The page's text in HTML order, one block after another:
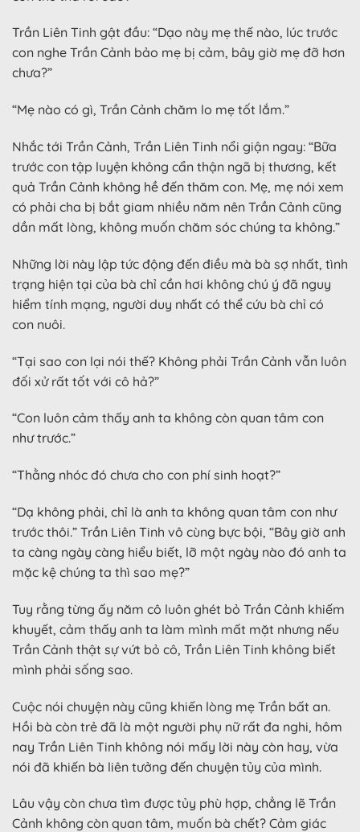
Trần Liên Tinh gật đầu: “Dạo này mẹ thế nào, lúc trước
con nghe Trần Cảnh bảo mẹ bị cảm, bây giờ mẹ đỡ hơn
chưa?”
“Mẹ nào có gì, Trần Cảnh chăm lo mẹ tốt lắm.”
Nhắc tới Trần Cảnh, Trần Liên Tinh nổi giận ngay: “Bữa
trước con tập luyện không cẩn thận ngã bị thương, kết
quả Trần Cảnh không hề đến thăm con. Mẹ, mẹ nói xem
có phải cha bị bắt giam nhiều năm nên Trần Cảnh cũng
dần mất lòng, không muốn chăm sóc chúng ta không.”
Những lời này lập tức động đến điều mà bà sợ nhất, tình
trạng hiện tại của bà chỉ cần hơi không chú ý đã nguy
hiểm tính mạng, người duy nhất có thể cứu bà chỉ có
con nuôi.
“Tại sao con lại nói thế? Không phải Trần Cảnh vẫn luôn
đối xử rất tốt với cô hả?”
“Con luôn cảm thấy anh ta không còn quan tâm con
như trước.”
“Thằng nhóc đó chưa cho con phí sinh hoạt?”
“Dạ không phải, chỉ là anh ta không quan tâm con như
trước thôi.” Trần Liên Tinh vô cùng bực bội, “Bây giờ anh
ta càng ngày càng hiểu biết, lỡ một ngày nào đó anh ta
mặc kệ chúng ta thì sao mẹ?”
Tuy rằng từng ấy năm cô luôn ghét bỏ Trần Cảnh khiếm
khuyết, cảm thấy anh ta làm mình mất mặt nhưng nếu
Trần Cảnh thật sự vứt bỏ cô, Trần Liên Tinh không biết
mình phải sống sao.
Cuộc nói chuyện này cũng khiến lòng mẹ Trần bất an.
Hồi bà còn trẻ đã là một người phụ nữ rất đa nghi, hôm
nay Trần Liên Tinh không nói mấy lời này còn hay, vừa
nói đã khiến bà liên tưởng đến chuyện tủy của mình.
Lâu vậy còn chưa tìm được tủy phù hợp, chẳng lẽ Trần
Cảnh không còn quan tâm, muốn bà chết? Cảm giác